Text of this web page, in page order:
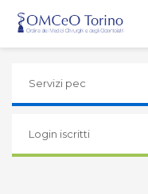
Servizi pec
Login iscritti